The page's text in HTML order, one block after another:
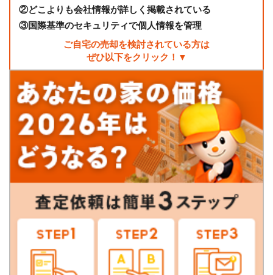
②どこよりも会社情報が詳しく掲載されている
③国際基準のセキュリティで個人情報を管理
ご自宅の売却を検討されている方は
ぜひ以下をクリック！▼